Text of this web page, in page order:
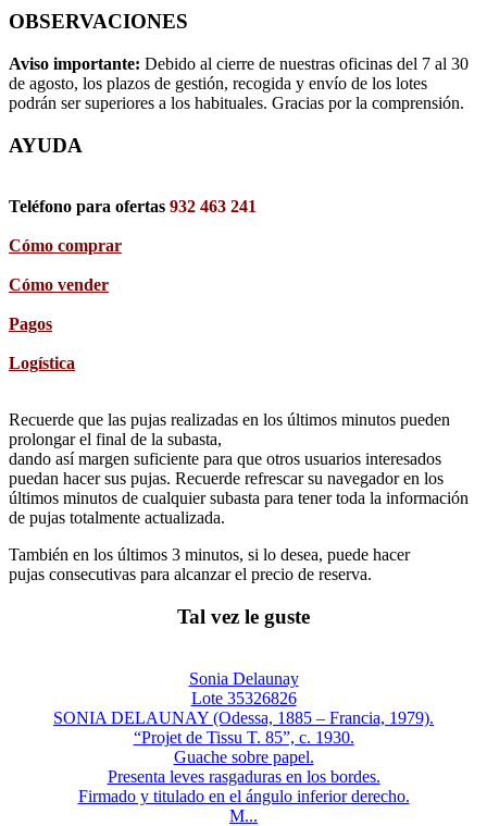
OBSERVACIONES
Aviso importante: Debido al cierre de nuestras oficinas del 7 al 30
de agosto, los plazos de gestión, recogida y envío de los lotes
podrán ser superiores a los habituales. Gracias por la comprensión.
AYUDA
Teléfono para ofertas 932 463 241
Cómo comprar
Cómo vender
Pagos
Logística
Recuerde que las pujas realizadas en los últimos minutos pueden
prolongar el final de la subasta,
dando así margen suficiente para que otros usuarios interesados
puedan hacer sus pujas. Recuerde refrescar su navegador en los
últimos minutos de cualquier subasta para tener toda la información
de pujas totalmente actualizada.
También en los últimos 3 minutos, si lo desea, puede hacer
pujas consecutivas para alcanzar el precio de reserva.
Tal vez le guste
Sonia Delaunay
Lote 35326826
SONIA DELAUNAY (Odessa, 1885 – Francia, 1979).
“Projet de Tissu T. 85”, c. 1930.
Guache sobre papel.
Presenta leves rasgaduras en los bordes.
Firmado y titulado en el ángulo inferior derecho.
M...